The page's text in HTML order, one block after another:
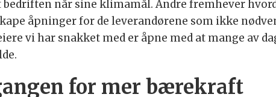
når sine klimamål. Andre fremhever
åpninger for de leverandørene som ikke
vi har snakket med er åpne med at mange av
for mer bærekraft